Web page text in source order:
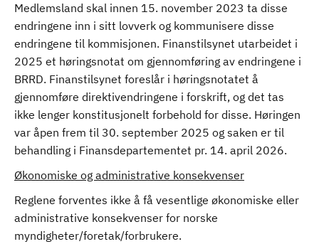
Medlemsland skal innen 15. november 2023 ta disse
endringene inn i sitt lovverk og kommunisere disse
endringene til kommisjonen. Finanstilsynet utarbeidet i
2025 et høringsnotat om gjennomføring av endringene i
BRRD. Finanstilsynet foreslår i høringsnotatet å
gjennomføre direktivendringene i forskrift, og det tas
ikke lenger konstitusjonelt forbehold for disse. Høringen
var åpen frem til 30. september 2025 og saken er til
behandling i Finansdepartementet pr. 14. april 2026.
Økonomiske og administrative konsekvenser
Reglene forventes ikke å få vesentlige økonomiske eller
administrative konsekvenser for norske
myndigheter/foretak/forbrukere.